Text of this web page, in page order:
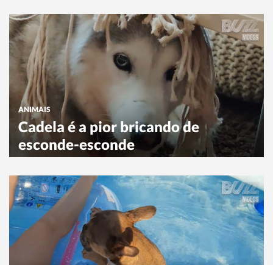
ANIMAIS
Cadela é a pior bricando de
esconde-esconde